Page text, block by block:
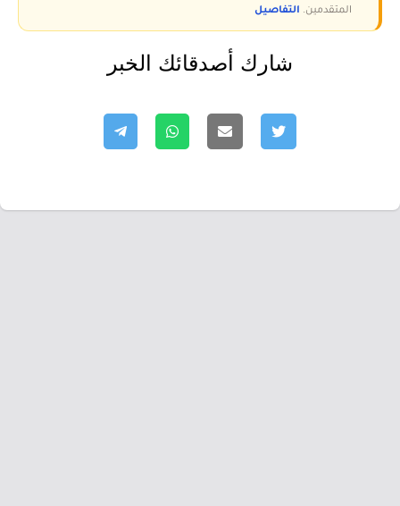
المتقدمين. التفاصيل
شارك أصدقائك الخبر